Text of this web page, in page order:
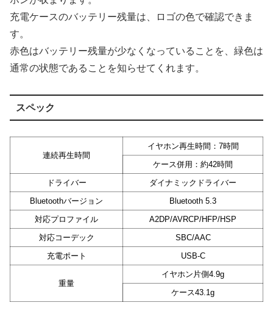
充電ケースのバッテリー残量は、ロゴの色で確認できま
す。
赤色はバッテリー残量が少なくなっていることを、緑色は
通常の状態であることを知らせてくれます。
スペック
連続再生時間
イヤホン再生時間：7時間
ケース併用：約42時間
ドライバー
ダイナミックドライバー
Bluetoothバージョン
Bluetooth 5.3
対応プロファイル
A2DP/AVRCP/HFP/HSP
対応コーデック
SBC/AAC
充電ポート
USB-C
重量
イヤホン片側4.9g
ケース43.1g